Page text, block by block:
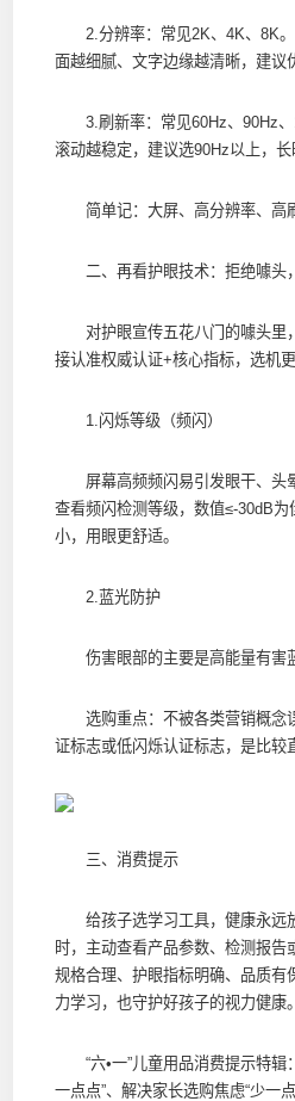
2.分辨率：常见2K、4K、8K。
面越细腻、文字边缘越清晰，建议
3.刷新率：常见60Hz、90Hz、
滚动越稳定，建议选90Hz以上，长
简单记：大屏、高分辨率、高刷
二、再看护眼技术：拒绝噱头
对护眼宣传五花八门的噱头里
接认准权威认证+核心指标，选机更
1.闪烁等级（频闪）
屏幕高频频闪易引发眼干、头
查看频闪检测等级，数值≤-30dB
小，用眼更舒适。
2.蓝光防护
伤害眼部的主要是高能量有害蓝
选购重点：不被各类营销概念
证标志或低闪烁认证标志，是比较
三、消费提示
给孩子选学习工具，健康永远
时，主动查看产品参数、检测报告
规格合理、护眼指标明确、品质有
力学习，也守护好孩子的视力健康。
“六•一”儿童用品消费提示特
一点点”、解决家长选购焦虑“少一点